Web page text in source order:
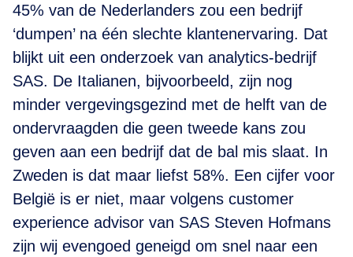
45% van de Nederlanders zou een bedrijf
‘dumpen’ na één slechte klantenervaring. Dat
blijkt uit een onderzoek van analytics-bedrijf
SAS. De Italianen, bijvoorbeeld, zijn nog
minder vergevingsgezind met de helft van de
ondervraagden die geen tweede kans zou
geven aan een bedrijf dat de bal mis slaat. In
Zweden is dat maar liefst 58%. Een cijfer voor
België is er niet, maar volgens customer
experience advisor van SAS Steven Hofmans
zijn wij evengoed geneigd om snel naar een